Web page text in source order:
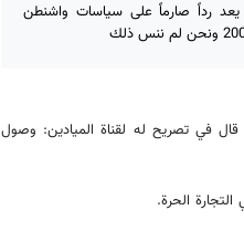
يعد رداً صارماً على سياسات واشنطن
قال في تصريح له لقناة الميادين: وصول
الحرة.